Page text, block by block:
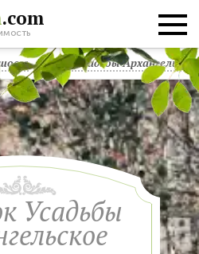
.com
КП Усадьбы
Усадьбы